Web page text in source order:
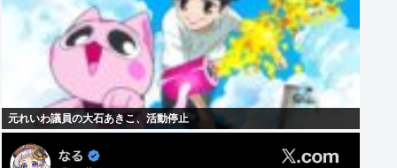
元れいわ議員の大石あきこ、活動停止